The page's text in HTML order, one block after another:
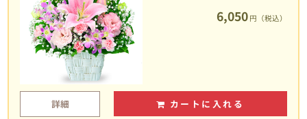
6,050 円（税込）
詳細 カートに入れる